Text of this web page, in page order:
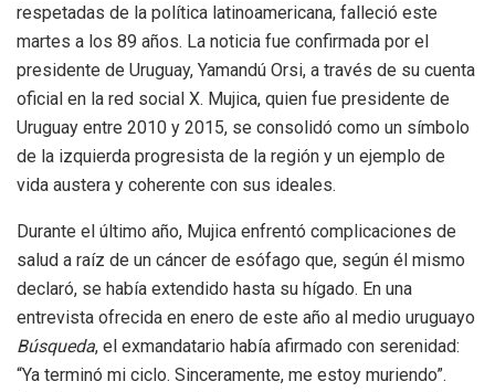
respetadas de la política latinoamericana, falleció este
martes a los 89 años. La noticia fue confirmada por el
presidente de Uruguay, Yamandú Orsi, a través de su cuenta
oficial en la red social X. Mujica, quien fue presidente de
Uruguay entre 2010 y 2015, se consolidó como un símbolo
de la izquierda progresista de la región y un ejemplo de
vida austera y coherente con sus ideales.
Durante el último año, Mujica enfrentó complicaciones de
salud a raíz de un cáncer de esófago que, según él mismo
declaró, se había extendido hasta su hígado. En una
entrevista ofrecida en enero de este año al medio uruguayo
Búsqueda, el exmandatario había afirmado con serenidad:
“Ya terminó mi ciclo. Sinceramente, me estoy muriendo”.